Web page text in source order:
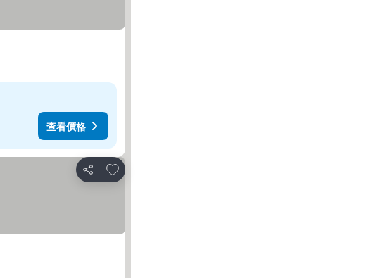
查看價格
分享
加入我的最愛